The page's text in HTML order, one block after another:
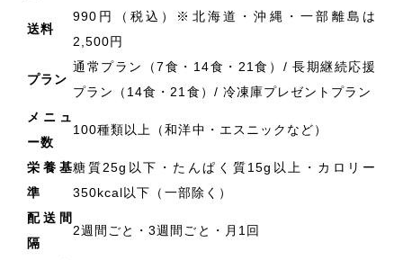
送料
990円（税込）※北海道・沖縄・一部離島は
2,500円
プラン
通常プラン（7食・14食・21食）/ 長期継続応援
プラン（14食・21食）/ 冷凍庫プレゼントプラン
メニュ
ー数
100種類以上（和洋中・エスニックなど）
栄養基
準
糖質25g以下・たんぱく質15g以上・カロリー
350kcal以下（一部除く）
配送間
隔
2週間ごと・3週間ごと・月1回